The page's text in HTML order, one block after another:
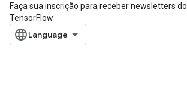
Faça sua inscrição para receber newsletters do
TensorFlow